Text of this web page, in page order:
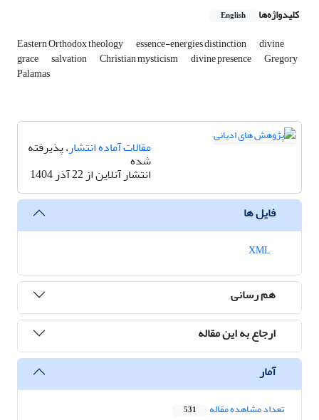
کلیدواژه‌ها English
Eastern Orthodox theology essence-energies distinction divine
grace salvation Christian mysticism divine presence Gregory
Palamas
مقالات آماده انتشار، پذیرفته
شده
انتشار آنلاین از 22 آذر 1404
فایل ها
هم رسانی
ارجاع به این مقاله
آمار
تعداد مشاهده مقاله 531